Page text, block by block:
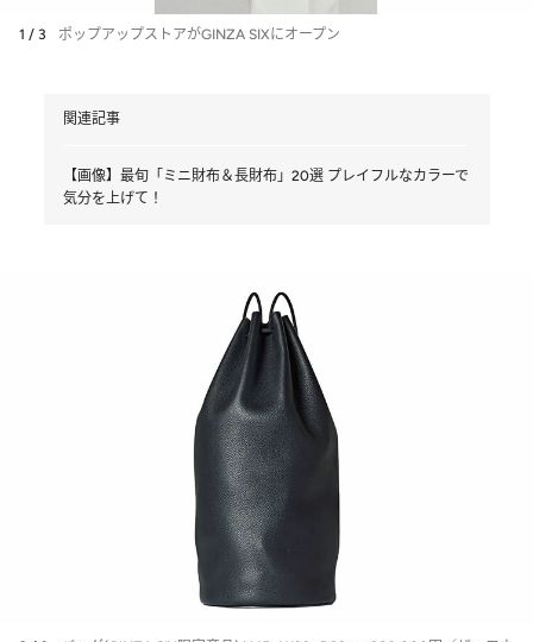
1 / 3 ポップアップストアがGINZA SIXにオープン
関連記事
【画像】最旬「ミニ財布＆長財布」20選 プレイフルなカラーで
気分を上げて！